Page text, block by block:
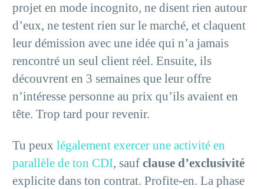
projet en mode incognito, ne disent rien autour
d’eux, ne testent rien sur le marché, et claquent
leur démission avec une idée qui n’a jamais
rencontré un seul client réel. Ensuite, ils
découvrent en 3 semaines que leur offre
n’intéresse personne au prix qu’ils avaient en
tête. Trop tard pour revenir.
Tu peux légalement exercer une activité en
parallèle de ton CDI, sauf clause d’exclusivité
explicite dans ton contrat. Profite-en. La phase